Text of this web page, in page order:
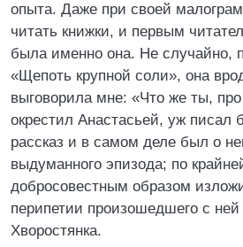
опыта. Даже при своей
читать книжки, и первым
была именно она. Не случайно,
«Щепоть крупной соли», она
выговорила мне: «Что же ты,
окрестил Анастасьей, уж писал
рассказ и в самом деле был о
выдуманного эпизода; по
добросовестным образом
перипетии произошедшего с ней
Хворостянка.